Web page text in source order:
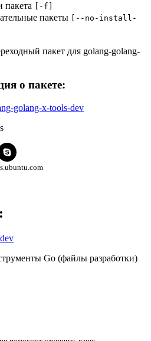
пакета [-f]
пакеты
[--no-install-
о пакете:
golang-x-tools-dev
Go (файлы разработки)